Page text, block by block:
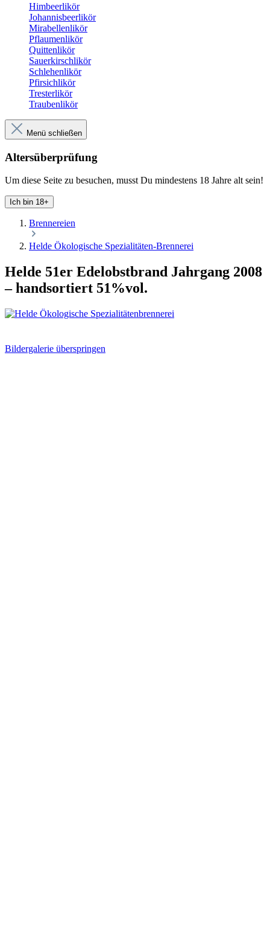
Himbeerlikör
Johannisbeerlikör
Mirabellenlikör
Pflaumenlikör
Quittenlikör
Sauerkirschlikör
Schlehenlikör
Pfirsichlikör
Tresterlikör
Traubenlikör
Menü schließen
Altersüberprüfung
Um diese Seite zu besuchen, musst Du mindestens 18 Jahre alt sein!
Ich bin 18+
Brennereien
Helde Ökologische Spezialitäten-Brennerei
Helde 51er Edelobstbrand Jahrgang 2008
– handsortiert 51%vol.
Bildergalerie überspringen